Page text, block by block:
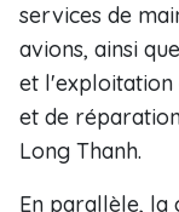
services de
avions, ainsi
et l'exploitation
et de
Long Thanh.
En parallèle, la